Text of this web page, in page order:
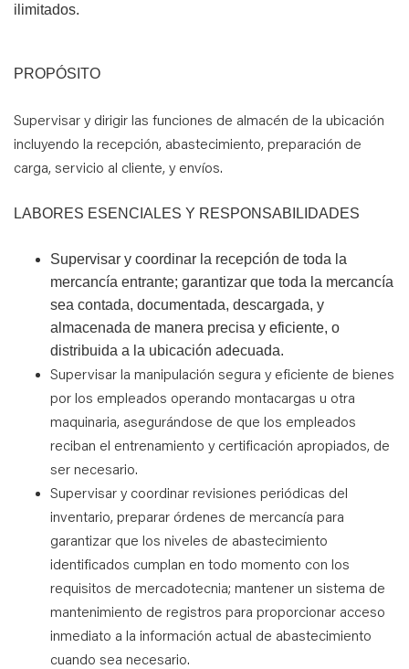
ilimitados.
PROPÓSITO
Supervisar y dirigir las funciones de almacén de la ubicación
incluyendo la recepción, abastecimiento, preparación de
carga, servicio al cliente, y envíos.
LABORES ESENCIALES Y RESPONSABILIDADES
Supervisar y coordinar la recepción de toda la
mercancía entrante; garantizar que toda la mercancía
sea contada, documentada, descargada, y
almacenada de manera precisa y eficiente, o
distribuida a la ubicación adecuada.
Supervisar la manipulación segura y eficiente de bienes
por los empleados operando montacargas u otra
maquinaria, asegurándose de que los empleados
reciban el entrenamiento y certificación apropiados, de
ser necesario.
Supervisar y coordinar revisiones periódicas del
inventario, preparar órdenes de mercancía para
garantizar que los niveles de abastecimiento
identificados cumplan en todo momento con los
requisitos de mercadotecnia; mantener un sistema de
mantenimiento de registros para proporcionar acceso
inmediato a la información actual de abastecimiento
cuando sea necesario.